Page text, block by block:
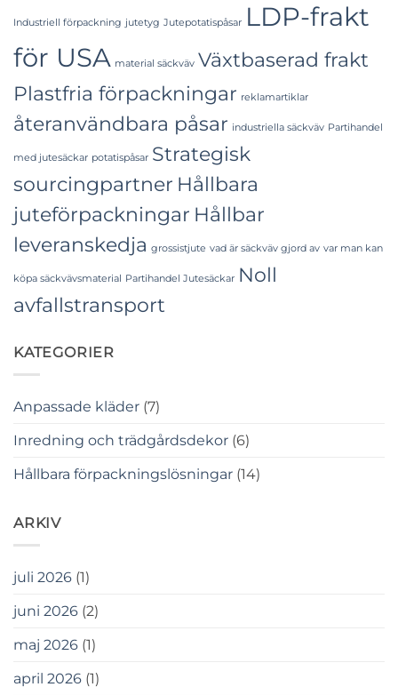
Industriell förpackning jutetyg Jutepotatispåsar LDP-frakt
för USA material säckväv Växtbaserad frakt
Plastfria förpackningar reklamartiklar
återanvändbara påsar industriella säckväv Partihandel
med jutesäckar potatispåsar Strategisk
sourcingpartner Hållbara
juteförpackningar Hållbar
leveranskedja grossistjute vad är säckväv gjord av var man kan
köpa säckvävsmaterial Partihandel Jutesäckar Noll
avfallstransport
KATEGORIER
Anpassade kläder (7)
Inredning och trädgårdsdekor (6)
Hållbara förpackningslösningar (14)
ARKIV
juli 2026 (1)
juni 2026 (2)
maj 2026 (1)
april 2026 (1)